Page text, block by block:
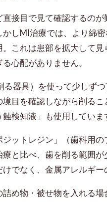
接目で見て確認するの
しMI治療では、より綿
これは患部を拡大して
心配がありません。
器具）を使って少しず
目を確認しながら削る
検知液」も使用していま
ットレジン」（歯科用
と比べ、歯を削る範囲
でなく、金属アレルギー
め物・被せ物を入れる場